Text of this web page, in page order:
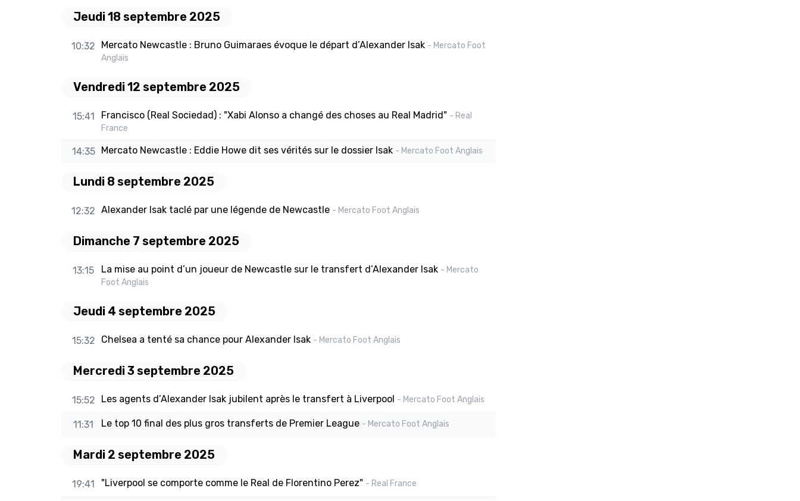
Jeudi 18 septembre 2025
10:32 Mercato Newcastle : Bruno Guimaraes évoque le départ d’Alexander Isak - Mercato Foot
Anglais
Vendredi 12 septembre 2025
15:41 Francisco (Real Sociedad) : "Xabi Alonso a changé des choses au Real Madrid" - Real
France
14:35 Mercato Newcastle : Eddie Howe dit ses vérités sur le dossier Isak - Mercato Foot Anglais
Lundi 8 septembre 2025
12:32 Alexander Isak taclé par une légende de Newcastle - Mercato Foot Anglais
Dimanche 7 septembre 2025
13:15 La mise au point d’un joueur de Newcastle sur le transfert d’Alexander Isak - Mercato
Foot Anglais
Jeudi 4 septembre 2025
15:32 Chelsea a tenté sa chance pour Alexander Isak - Mercato Foot Anglais
Mercredi 3 septembre 2025
15:52 Les agents d’Alexander Isak jubilent après le transfert à Liverpool - Mercato Foot Anglais
11:31 Le top 10 final des plus gros transferts de Premier League - Mercato Foot Anglais
Mardi 2 septembre 2025
19:41 "Liverpool se comporte comme le Real de Florentino Perez" - Real France